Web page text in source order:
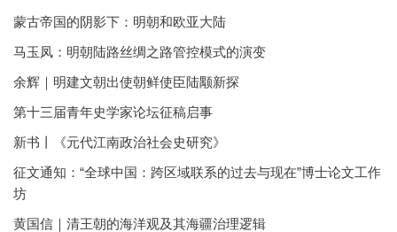
蒙古帝国的阴影下：明朝和欧亚大陆
马玉凤：明朝陆路丝绸之路管控模式的演变
余辉｜明建文朝出使朝鲜使臣陆颙新探
第十三届青年史学家论坛征稿启事
新书丨《元代江南政治社会史研究》
征文通知：“全球中国：跨区域联系的过去与现在”博士论文工作
坊
黄国信｜清王朝的海洋观及其海疆治理逻辑